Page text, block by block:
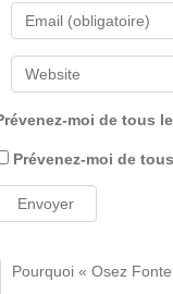
moi de tous
Prévenez-moi de
Pourquoi « Osez